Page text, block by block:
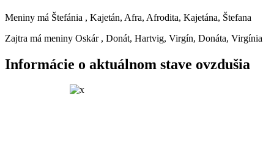
Meniny má Štefánia , Kajetán, Afra, Afrodita, Kajetána, Štefana
Zajtra má meniny Oskár , Donát, Hartvig, Virgín, Donáta, Virgínia
Informácie o aktuálnom stave ovzdušia